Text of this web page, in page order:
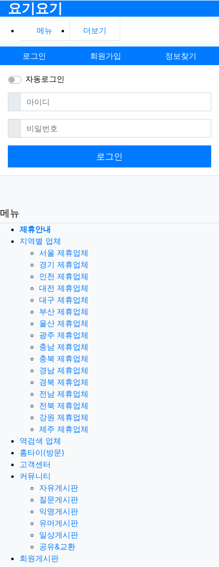
요기요기
메뉴 더보기
로그인 회원가입 정보찾기
자동로그인
아이디필수
비밀번호필수
로그인
메뉴
제휴안내
지역별 업체
서울 제휴업체
경기 제휴업체
인천 제휴업체
대전 제휴업체
대구 제휴업체
부산 제휴업체
울산 제휴업체
광주 제휴업체
충남 제휴업체
충북 제휴업체
경남 제휴업체
경북 제휴업체
전남 제휴업체
전북 제휴업체
강원 제휴업체
제주 제휴업체
역검색 업체
홈타이(방문)
고객센터
커뮤니티
자유게시판
질문게시판
익명게시판
유머게시판
일상게시판
공유&교환
회원게시판